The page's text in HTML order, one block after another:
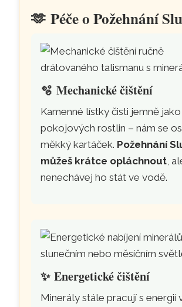
🫶Péče o Požehnání
🫧Mechanické čištění
Kamenné lístky čisti jemně
pokojových rostlin – nám se
měkký kartáček. Požehnání
můžeš krátce opláchnout ,
nenechávej ho stát ve vodě.
✨Energetické čištění
Minerály stále pracují s energií